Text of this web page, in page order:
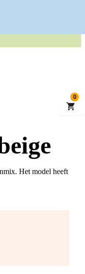
Het model heeft
0